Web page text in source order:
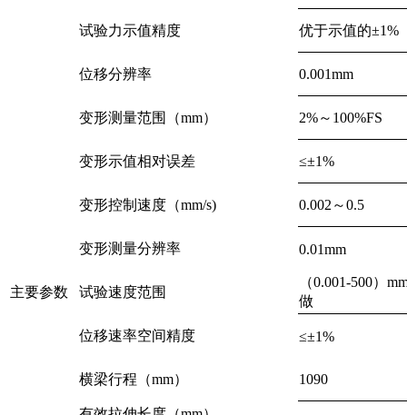
主要参数
试验力示值精度 优于示值的±1%
位移分辨率 0.001mm
变形测量范围（mm） 2%～100%FS
变形示值相对误差 ≤±1%
变形控制速度（mm/s) 0.002～0.5
变形测量分辨率 0.01mm
试验速度范围
（0.001-500）
做
位移速率空间精度 ≤±1%
横梁行程（mm） 1090